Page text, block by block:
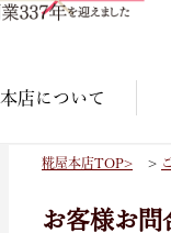
店について
糀屋本店TOP >
お客様お問